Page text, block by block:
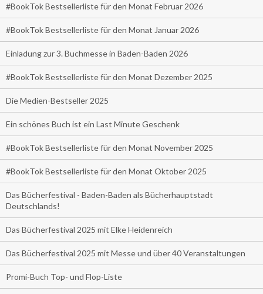
#BookTok Bestsellerliste für den Monat Februar 2026
#BookTok Bestsellerliste für den Monat Januar 2026
Einladung zur 3. Buchmesse in Baden-Baden 2026
#BookTok Bestsellerliste für den Monat Dezember 2025
Die Medien-Bestseller 2025
Ein schönes Buch ist ein Last Minute Geschenk
#BookTok Bestsellerliste für den Monat November 2025
#BookTok Bestsellerliste für den Monat Oktober 2025
Das Bücherfestival - Baden-Baden als Bücherhauptstadt
Deutschlands!
Das Bücherfestival 2025 mit Elke Heidenreich
Das Bücherfestival 2025 mit Messe und über 40 Veranstaltungen
Promi-Buch Top- und Flop-Liste